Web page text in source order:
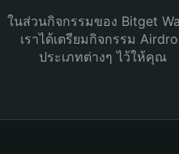
ในส่วนกิจกรรมของ Bitget
เราได้เตรียมกิจกรรม
ประเภทต่างๆ ไว้ให้คุณ